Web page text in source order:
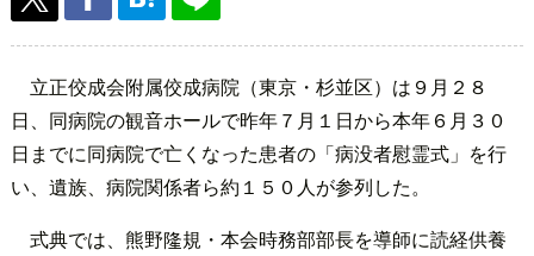
立正佼成会附属佼成病院（東京・杉並区）は９月２８
日、同病院の観音ホールで昨年７月１日から本年６月３０
日までに同病院で亡くなった患者の「病没者慰霊式」を行
い、遺族、病院関係者ら約１５０人が参列した。
式典では、熊野隆規・本会時務部部長を導師に読経供養